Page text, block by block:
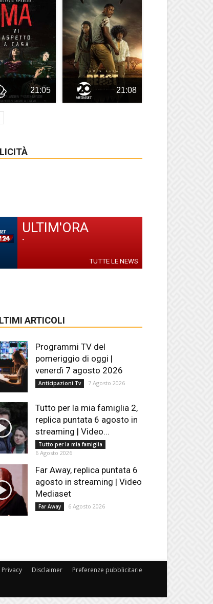
21:05 21:08
ULTIM'ORA
-
TUTTE LE NEWS
ARTICOLI
Programmi TV del
pomeriggio di oggi |
venerdì 7 agosto 2026
Anticipazioni Tv 7 Agosto 2026
Tutto per la mia famiglia 2,
replica puntata 6 agosto in
streaming | Video...
Tutto per la mia famiglia
6 Agosto 2026
Far Away, replica puntata 6
agosto in streaming | Video
Mediaset
Far Away 6 Agosto 2026
Privacy Disclaimer Preferenze pubblicitarie